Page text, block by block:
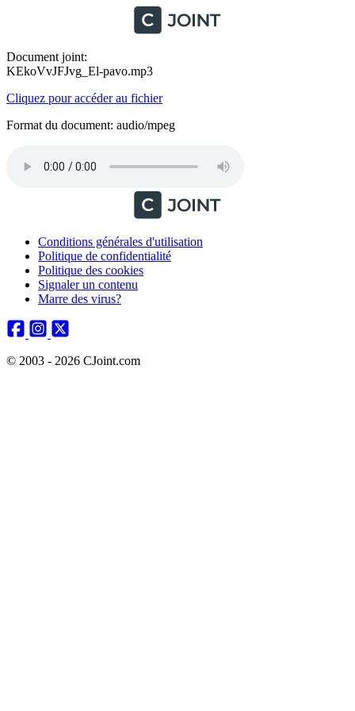
Document joint:
KEkoVvJFJvg_El-pavo.mp3
Cliquez pour accéder au fichier
Format du document: audio/mpeg
Conditions générales d'utilisation
Politique de confidentialité
Politique des cookies
Signaler un contenu
Marre des virus?
© 2003 - 2026 CJoint.com